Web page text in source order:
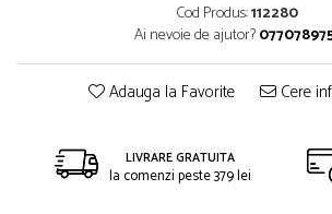
Cod Produs:112280
Ai nevoie de ajutor?
Adauga la Favorite Cere
LIVRARE GRATUITA
la comenzi peste 379 lei